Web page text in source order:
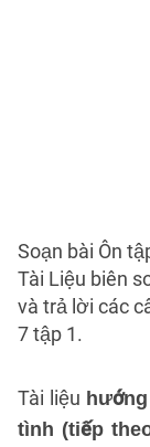
Soạn bài Ôn
Tài Liệu biên
và trả lời các
7 tập 1.
Tài liệu
tình (tiếp